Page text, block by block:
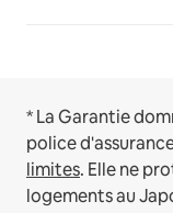
* La Garantie
police
limites. Elle ne
logements au